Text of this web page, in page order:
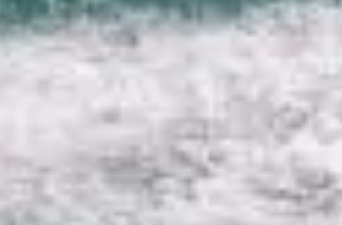
ZESPÓŁ
TRADYCJA